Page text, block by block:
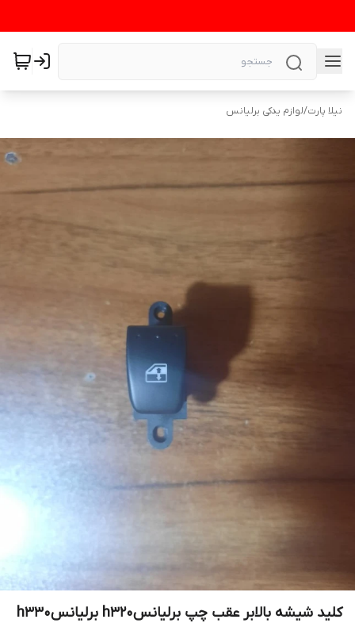
نیلا پارت/لوازم یدکی برلیانس
کلید شیشه بالابر عقب چپ برلیانسh320 برلیانسh330